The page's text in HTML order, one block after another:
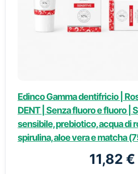
Edinco Gamma dentifricio |
DENT | Senza fluoro e fluoro |
sensibile, prebiotico, acqua di
spirulina, aloe vera e matcha
11,82 €